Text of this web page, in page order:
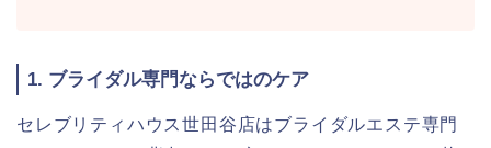
1. ブライダル専門ならではのケア
セレブリティハウス世田谷店はブライダルエステ専門